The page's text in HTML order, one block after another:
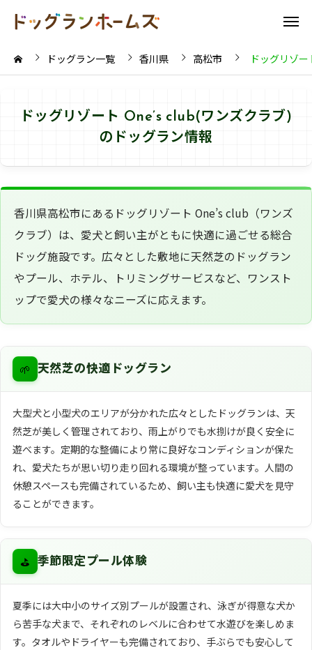
ドッグラン一覧 香川県 高松市 ドッグリゾ
ドッグリゾート One’s club(ワンズクラブ)
のドッグラン情報
香川県高松市にあるドッグリゾート One’s club（ワンズ
クラブ）は、愛犬と飼い主がともに快適に過ごせる総合
ドッグ施設です。広々とした敷地に天然芝のドッグラン
やプール、ホテル、トリミングサービスなど、ワンスト
ップで愛犬の様々なニーズに応えます。
🌱 天然芝の快適ドッグラン
大型犬と小型犬のエリアが分かれた広々としたドッグランは、天
然芝が美しく管理されており、雨上がりでも水捌けが良く安全に
遊べます。定期的な整備により常に良好なコンディションが保た
れ、愛犬たちが思い切り走り回れる環境が整っています。人間の
休憩スペースも完備されているため、飼い主も快適に愛犬を見守
ることができます。
⛳ 季節限定プール体験
夏季には大中小のサイズ別プールが設置され、泳ぎが得意な犬か
ら苦手な犬まで、それぞれのレベルに合わせて水遊びを楽しめま
す。タオルやドライヤーも完備されており、手ぶらでも安心して